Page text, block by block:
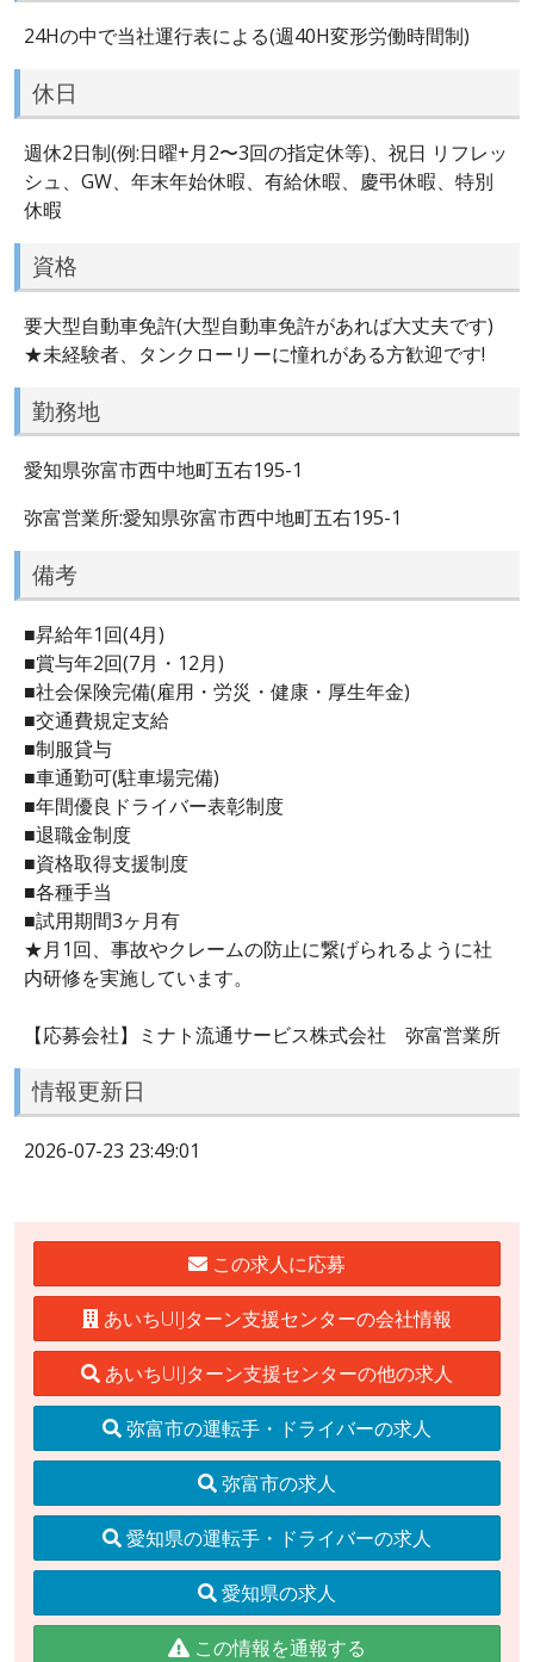
24Hの中で当社運行表による(週40H変形労働時間制)
休日
週休2日制(例:日曜+月2〜3回の指定休等)、祝日 リフレッ
シュ、GW、年末年始休暇、有給休暇、慶弔休暇、特別
休暇
資格
要大型自動車免許(大型自動車免許があれば大丈夫です)
★未経験者、タンクローリーに憧れがある方歓迎です!
勤務地
愛知県弥富市西中地町五右195-1
弥富営業所:愛知県弥富市西中地町五右195-1
備考
■昇給年1回(4月)
■賞与年2回(7月・12月)
■社会保険完備(雇用・労災・健康・厚生年金)
■交通費規定支給
■制服貸与
■車通勤可(駐車場完備)
■年間優良ドライバー表彰制度
■退職金制度
■資格取得支援制度
■各種手当
■試用期間3ヶ月有
★月1回、事故やクレームの防止に繋げられるように社
内研修を実施しています。
【応募会社】ミナト流通サービス株式会社 弥富営業所
情報更新日
2026-07-23 23:49:01
この求人に応募
あいちUIJターン支援センターの会社情報
あいちUIJターン支援センターの他の求人
弥富市の運転手・ドライバーの求人
弥富市の求人
愛知県の運転手・ドライバーの求人
愛知県の求人
この情報を通報する